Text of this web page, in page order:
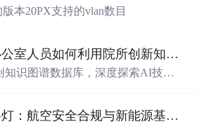
本20PX支持的vlan数目
高校技术转移办公室人员如何利用院所创新知识图谱发现技术转化瓶颈？.docx
知识图谱数据库，深度探索AI技术
决方案，推动科技创新与产业创新太阳能供电障碍灯：航空安全合规与新能源基础设施建设驱动的离网照明市场.docx